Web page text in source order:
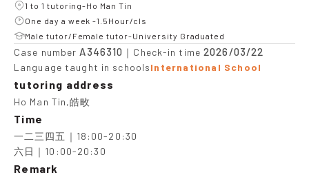
1 to 1 tutoring-Ho Man Tin
One day a week -1.5Hour/cls
Male tutor/Female tutor-University Graduated
Case number A346310 ｜Check-in time2026/03/22
Language taught in schoolsInternational School
tutoring address
Ho Man Tin,皓畋
Time
一二三四五｜18:00-20:30
六日｜10:00-20:30
Remark